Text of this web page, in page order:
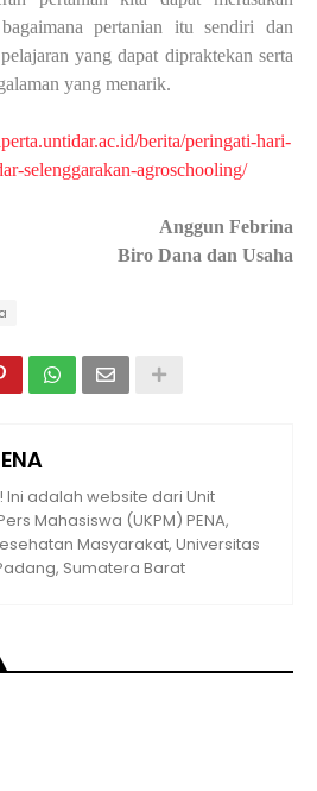
pertanian itu sendiri dan
yang dapat dipraktekan serta
yang menarik.
berita/peringati-hari-
selenggarakan-agroschooling/
Anggun Febrina
Biro Dana dan Usaha
adalah website dari Unit
Mahasiswa (UKPM) PENA,
Masyarakat, Universitas
Sumatera Barat